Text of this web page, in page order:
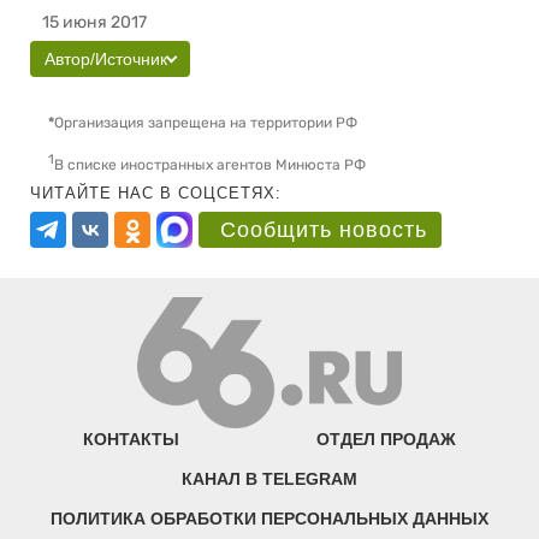
15 июня 2017
Автор/Источник
*Организация запрещена на территории РФ
1В списке иностранных агентов Минюста РФ
ЧИТАЙТЕ НАС В СОЦСЕТЯХ:
Сообщить новость
КОНТАКТЫ ОТДЕЛ ПРОДАЖ
КАНАЛ В TELEGRAM
ПОЛИТИКА ОБРАБОТКИ ПЕРСОНАЛЬНЫХ ДАННЫХ